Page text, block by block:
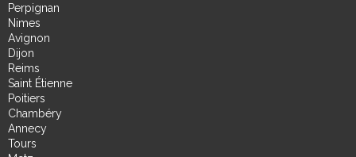
Perpignan
Nimes
Avignon
Dijon
Reims
Saint Étienne
Poitiers
Chambéry
Annecy
Tours